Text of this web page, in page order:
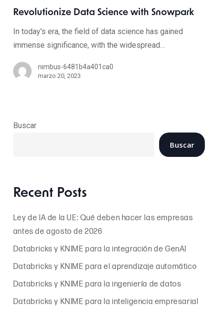
Revolutionize Data Science with Snowpark
In today's era, the field of data science has gained
immense significance, with the widespread…
nimbus-6481b4a401ca0
marzo 20, 2023
Buscar
Buscar
Recent Posts
Ley de IA de la UE: Qué deben hacer las empresas
antes de agosto de 2026
Databricks y KNIME para la integración de GenAI
Databricks y KNIME para el aprendizaje automático
Databricks y KNIME para la ingeniería de datos
Databricks y KNIME para la inteligencia empresarial